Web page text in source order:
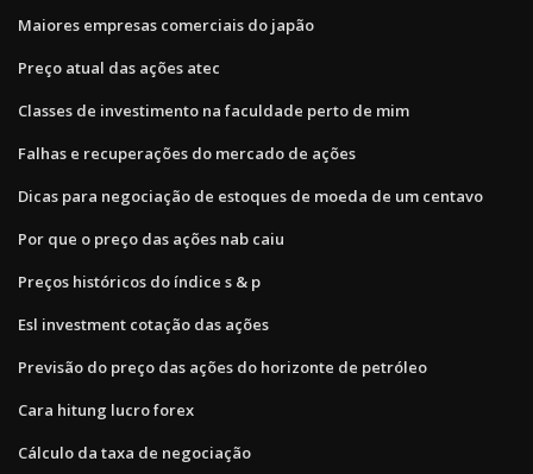
Maiores empresas comerciais do japão
Preço atual das ações atec
Classes de investimento na faculdade perto de mim
Falhas e recuperações do mercado de ações
Dicas para negociação de estoques de moeda de um centavo
Por que o preço das ações nab caiu
Preços históricos do índice s & p
Esl investment cotação das ações
Previsão do preço das ações do horizonte de petróleo
Cara hitung lucro forex
Cálculo da taxa de negociação